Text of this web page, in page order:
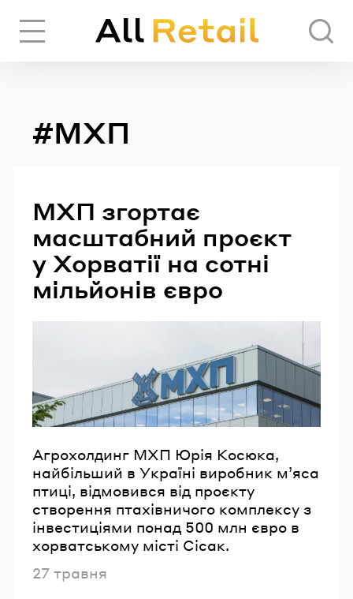
#МХП
МХП згортає
масштабний проєкт
у Хорватії на сотні
мільйонів євро
Агрохолдинг МХП Юрія Косюка,
найбільший в Україні виробник м’яса
птиці, відмовився від проєкту
створення птахівничого комплексу з
інвестиціями понад 500 млн євро в
хорватському місті Сісак.
Опубліковано
27 травня
ЧЕРЕЗ СОЦІАЛЬНІ МЕРЕЖІ
GOOGLE
Забули пароль?
УВІЙТИ